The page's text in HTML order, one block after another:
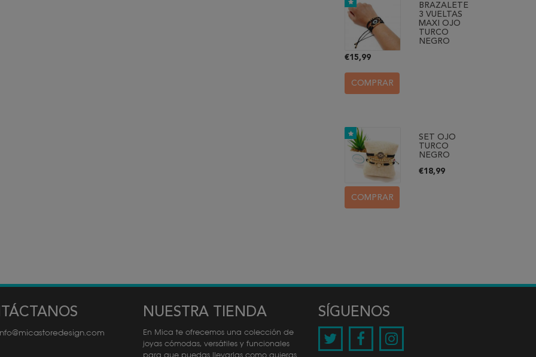
BRAZALETE
3 VUELTAS
MAXI OJO
TURCO
NEGRO
€15,99
COMPRAR
SET OJO
TURCO
NEGRO
€18,99
COMPRAR
NUESTRA TIENDA
En Mica te ofrecemos una colección de
joyas cómodas, versátiles y funcionales
SÍGUENOS